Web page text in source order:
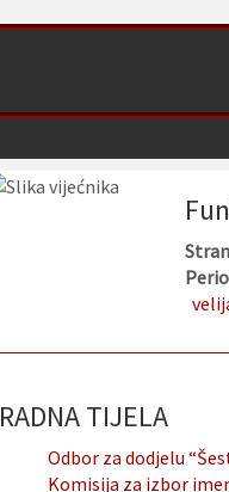
RADNA TIJELA
Odbor za dodjelu
Komisija za izbor